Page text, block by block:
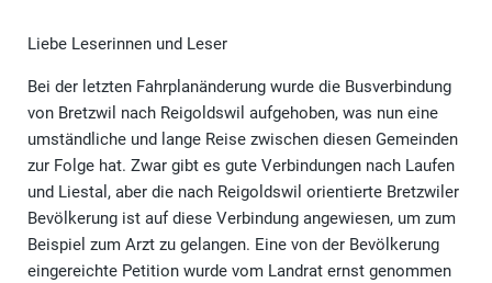
Liebe Leserinnen und Leser
Bei der letzten Fahrplanänderung wurde die Busverbindung
von Bretzwil nach Reigoldswil aufgehoben, was nun eine
umständliche und lange Reise zwischen diesen Gemeinden
zur Folge hat. Zwar gibt es gute Verbindungen nach Laufen
und Liestal, aber die nach Reigoldswil orientierte Bretzwiler
Bevölkerung ist auf diese Verbindung angewiesen, um zum
Beispiel zum Arzt zu gelangen. Eine von der Bevölkerung
eingereichte Petition wurde vom Landrat ernst genommen